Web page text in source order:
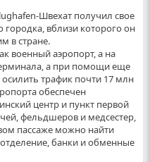
Швехат получил свое
вблизи которого он
в стране.
военный аэропорт, а на
а при помощи еще
трафик почти 17 млн
обеспечен
центр и пункт первой
фельдшеров и медсестер,
пассаже можно найти
отделение, банки и обменные